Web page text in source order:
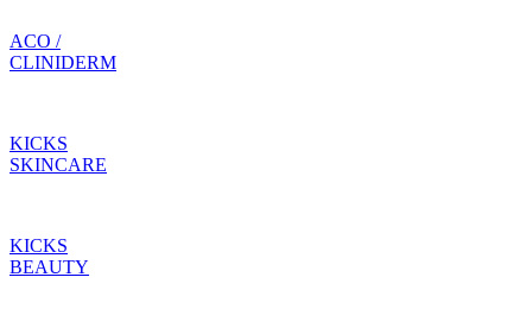
ACO /
CLINIDERM
KICKS
SKINCARE
KICKS
BEAUTY